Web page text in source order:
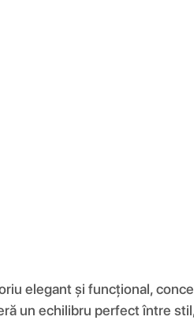
elegant și funcțional,
un echilibru perfect între